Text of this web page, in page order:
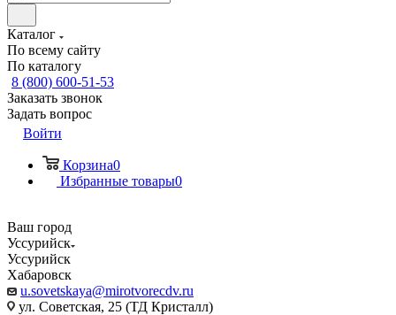
Каталог
По всему сайту
По каталогу
8 (800) 600-51-53
Заказать звонок
Задать вопрос
Войти
Корзина0
Избранные товары0
Ваш город
Уссурийск
Уссурийск
Хабаровск
u.sovetskaya@mirotvorecdv.ru
ул. Советская, 25 (ТД Кристалл)